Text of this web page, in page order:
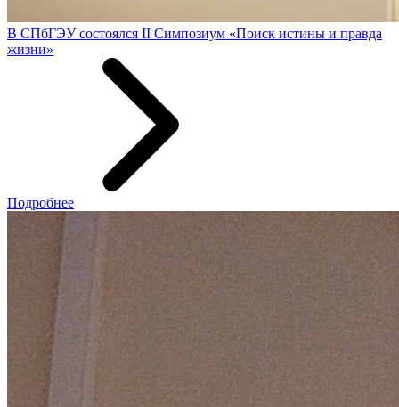
В СПбГЭУ состоялся II Симпозиум «Поиск истины и правда
жизни»
Подробнее